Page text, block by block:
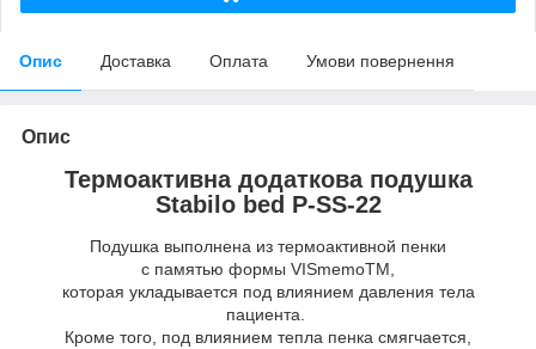
Опис Доставка Оплата Умови повернення
Опис
Термоактивна додаткова подушка
Stabilo bed P-SS-22
Подушка выполнена из термоактивной пенки
с памятью формы VISmemoTM,
которая укладывается под влиянием давления тела
пациента.
Кроме того, под влиянием тепла пенка смягчается,